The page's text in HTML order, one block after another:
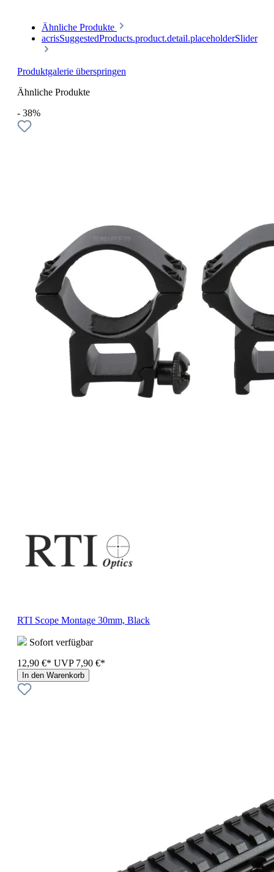
Ähnliche Produkte
acrisSuggestedProducts.product.detail.placeholderSlider
Produktgalerie überspringen
Ähnliche Produkte
- 38%
RTI Scope Montage 30mm, Black
Sofort verfügbar
12,90 €* UVP 7,90 €*
In den Warenkorb